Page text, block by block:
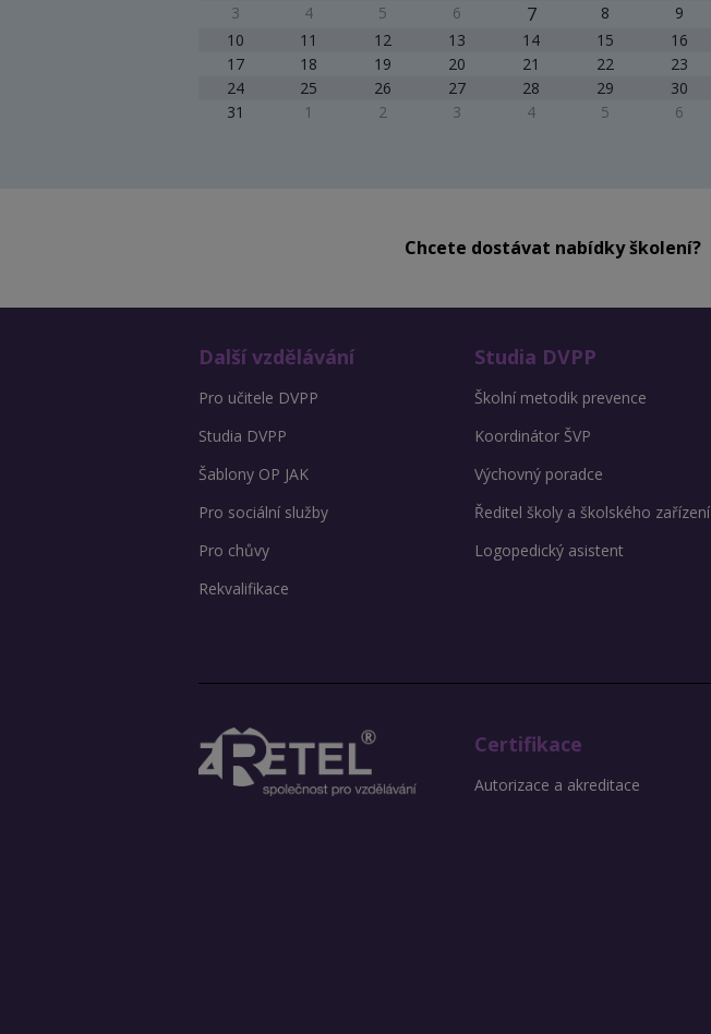
3
4 5 6 7 8
9
10
11 12 13 14 15
16
17
18 19 20 21 22
23
24
25 26 27 28 29
30
31
1 2 3 4 5 6
Chcete dostávat nabídky školení?
Další vzdělávání
Pro učitele DVPP
Studia DVPP
Šablony OP JAK
Pro sociální služby
Pro chůvy
Rekvalifikace
Studia DVPP
Školní metodik prevence
Koordinátor ŠVP
Výchovný poradce
Ředitel školy a školského zařízení
Logopedický asistent
Certifikace
Autorizace a akreditace